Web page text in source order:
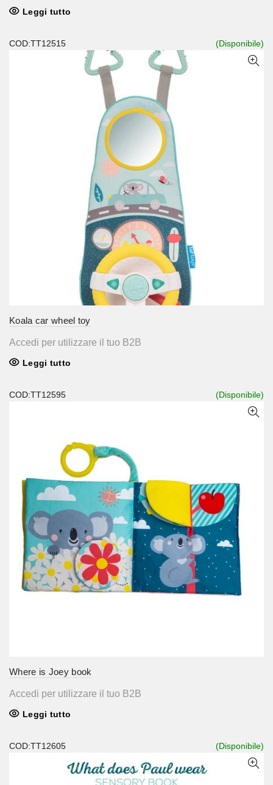
Leggi tutto
COD:TT12515 (Disponibile)
Koala car wheel toy
Accedi per utilizzare il tuo B2B
Leggi tutto
COD:TT12595 (Disponibile)
Where is Joey book
Accedi per utilizzare il tuo B2B
Leggi tutto
COD:TT12605 (Disponibile)